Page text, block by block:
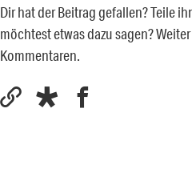
Dir hat der Beitrag gefallen? Teile
möchtest etwas dazu sagen?
Kommentaren.